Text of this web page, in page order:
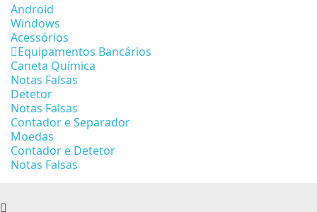
Android
Windows
Acessórios
Equipamentos Bancários
Caneta Química
Notas Falsas
Detetor
Notas Falsas
Contador e Separador
Moedas
Contador e Detetor
Notas Falsas